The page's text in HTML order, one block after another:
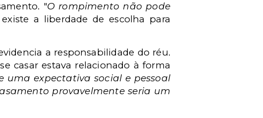
"O rompimento não pode
a liberdade de escolha para
a responsabilidade do réu.
casar estava relacionado à forma
uma expectativa social e pessoal
provavelmente seria um